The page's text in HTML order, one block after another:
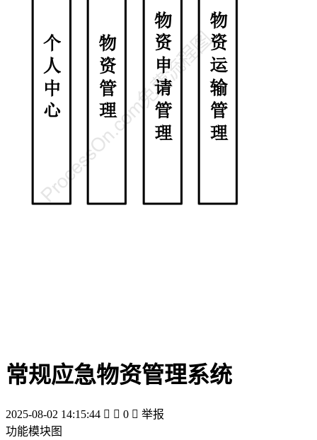
常规应急物资管理系统
2025-08-02 14:15:44   0  举报
功能模块图